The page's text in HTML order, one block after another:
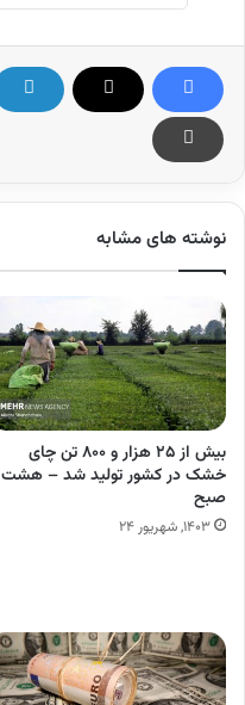
نوشته های مشابه
بیش از ۲۵ هزار و ۸۰۰ تن چای
خشک در کشور تولید شد – هشت
صبح
۱۴۰۳, شهریور ۲۴